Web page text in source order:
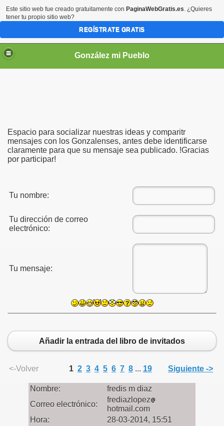
González mi Pueblo
Espacio para socializar nuestras ideas y comparitr
mensajes con los Gonzalenses, antes debe identificarse
claramente para que su mensaje sea publicado. !Gracias
por participar!
Tu nombre:
Tu dirección de correo
electrónico:
Tu mensaje:
Añadir la entrada del libro de invitados
<-Volver 1 2 3 4 5 6 7 8 ... 19 Siguiente ->
Nombre:
fredis m diaz
Correo electrónico:
frediazlopez
hotmail.com
Hora:
28-03-2014, 15:51
Este sitio web fue creado gratuitamente con PaginaWebGratis.es. ¿Quieres
tener tu propio sitio web?
REGÍSTRATE GRATIS